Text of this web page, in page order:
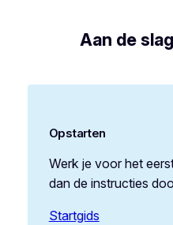
Aan de
Opstarten
Werk je voor het
dan de instructies
Startgids